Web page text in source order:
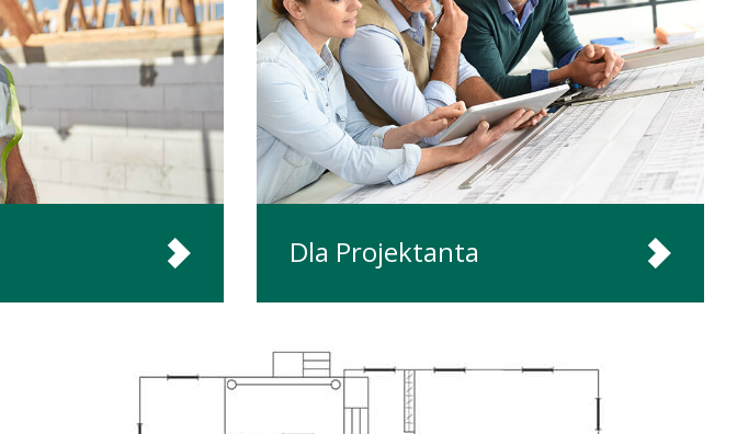
Dla Projektanta